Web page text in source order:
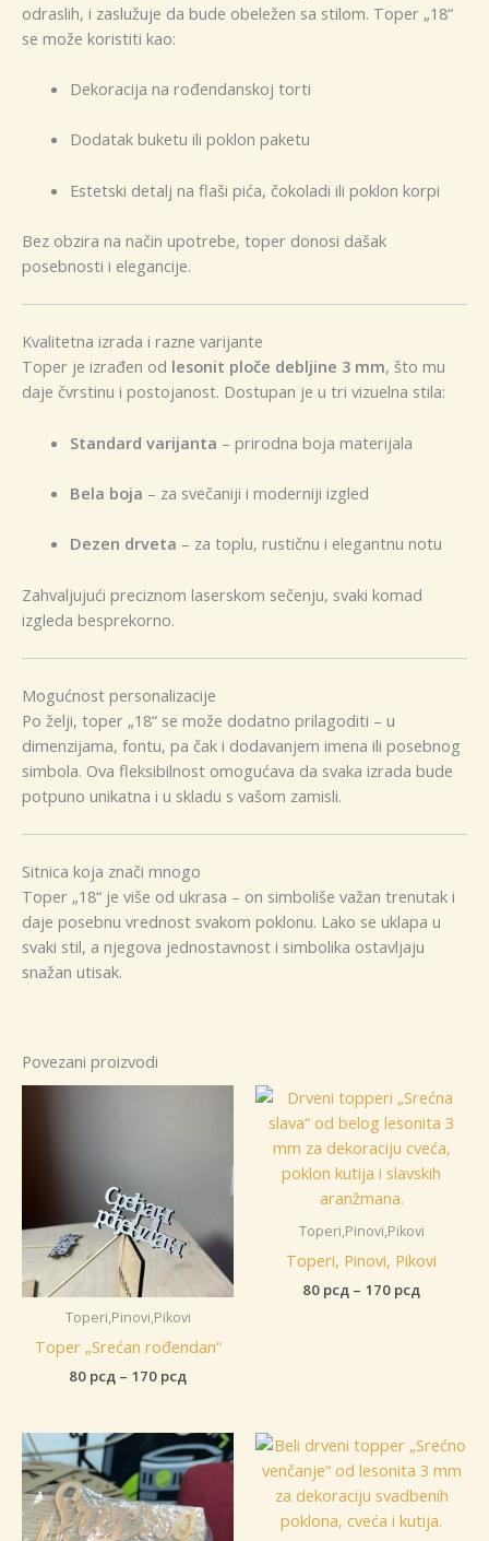
odraslih, i zaslužuje da bude obeležen sa stilom. Toper „18“
se može koristiti kao:
Dekoracija na rođendanskoj torti
Dodatak buketu ili poklon paketu
Estetski detalj na flaši pića, čokoladi ili poklon korpi
Bez obzira na način upotrebe, toper donosi dašak
posebnosti i elegancije.
Kvalitetna izrada i razne varijante
Toper je izrađen od lesonit ploče debljine 3 mm, što mu
daje čvrstinu i postojanost. Dostupan je u tri vizuelna stila:
Standard varijanta – prirodna boja materijala
Bela boja – za svečaniji i moderniji izgled
Dezen drveta – za toplu, rustičnu i elegantnu notu
Zahvaljujući preciznom laserskom sečenju, svaki komad
izgleda besprekorno.
Mogućnost personalizacije
Po želji, toper „18“ se može dodatno prilagoditi – u
dimenzijama, fontu, pa čak i dodavanjem imena ili posebnog
simbola. Ova fleksibilnost omogućava da svaka izrada bude
potpuno unikatna i u skladu s vašom zamisli.
Sitnica koja znači mnogo
Toper „18“ je više od ukrasa – on simboliše važan trenutak i
daje posebnu vrednost svakom poklonu. Lako se uklapa u
svaki stil, a njegova jednostavnost i simbolika ostavljaju
snažan utisak.
Povezani proizvodi
Toperi,Pinovi,Pikovi
Toper „Srećan rođendan“
80 рсд – 170 рсд
80 рсд
do
170 рсд
Toperi,Pinovi,Pikovi
Toperi, Pinovi, Pikovi
80 рсд – 170 рсд